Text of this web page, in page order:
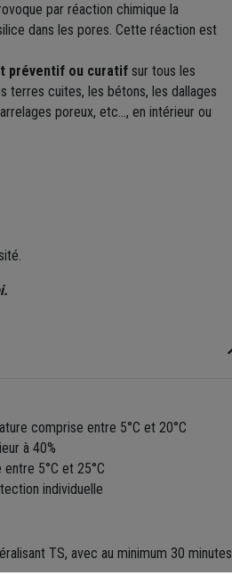
par réaction chimique la
dans les pores. Cette réaction est
préventif ou curatif sur tous les
terres cuites, les bétons, les dallages
poreux, etc…, en intérieur ou
comprise entre 5°C et 20°C
à 40%
5°C et 25°C
individuelle
TS, avec au minimum 30 minutes